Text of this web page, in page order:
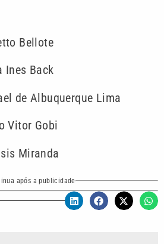
Bellote
Ines Back
de Albuquerque Lima
Vitor Gobi
Miranda
após a publicidade